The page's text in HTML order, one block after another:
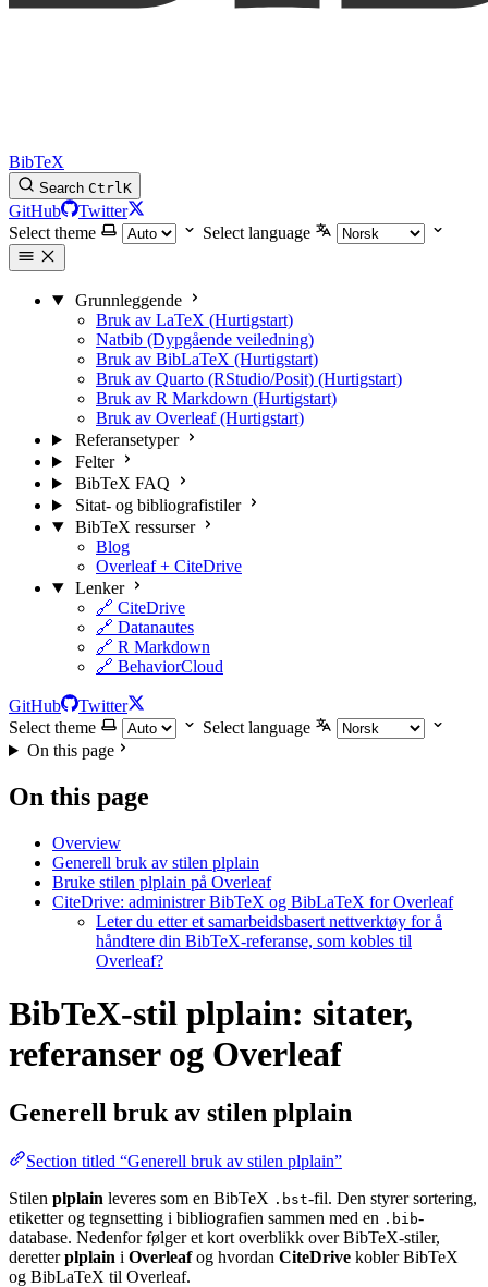
BibTeX
Search CtrlK
GitHub
Twitter
Select theme
Select language
Grunnleggende
Bruk av LaTeX (Hurtigstart)
Natbib (Dypgående veiledning)
Bruk av BibLaTeX (Hurtigstart)
Bruk av Quarto (RStudio/Posit) (Hurtigstart)
Bruk av R Markdown (Hurtigstart)
Bruk av Overleaf (Hurtigstart)
Referansetyper
Felter
BibTeX FAQ
Sitat- og bibliografistiler
BibTeX ressurser
Blog
Overleaf + CiteDrive
Lenker
🔗 CiteDrive
🔗 Datanautes
🔗 R Markdown
🔗 BehaviorCloud
GitHub
Twitter
Select theme
Select language
On this page
On this page
Overview
Generell bruk av stilen plplain
Bruke stilen plplain på Overleaf
CiteDrive: administrer BibTeX og BibLaTeX for Overleaf
Leter du etter et samarbeidsbasert nettverktøy for å
håndtere din BibTeX-referanse, som kobles til
Overleaf?
BibTeX-stil plplain: sitater,
referanser og Overleaf
Generell bruk av stilen plplain
Section titled “Generell bruk av stilen plplain”
Stilen plplain leveres som en BibTeX .bst-fil. Den styrer sortering,
etiketter og tegnsetting i bibliografien sammen med en .bib-
database. Nedenfor følger et kort overblikk over BibTeX-stiler,
deretterplplain i Overleafog hvordan CiteDrive kobler BibTeX
og BibLaTeX til Overleaf.